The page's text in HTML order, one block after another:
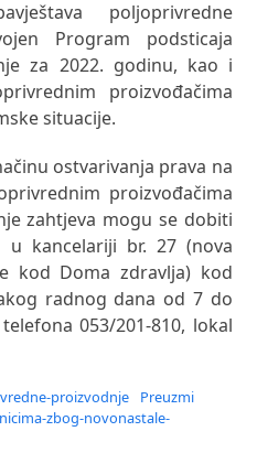
poljoprivredne
Program podsticaja
za 2022. godinu, kao i
proizvođačima
situacije.
ostvarivanja prava na
proizvođačima
zahtjeva mogu se dobiti
kancelariji br. 27 (nova
kod Doma zdravlja) kod
radnog dana od 7 do
053/201-810, lokal
proizvodnje
Preuzmi
zbog-novonastale-